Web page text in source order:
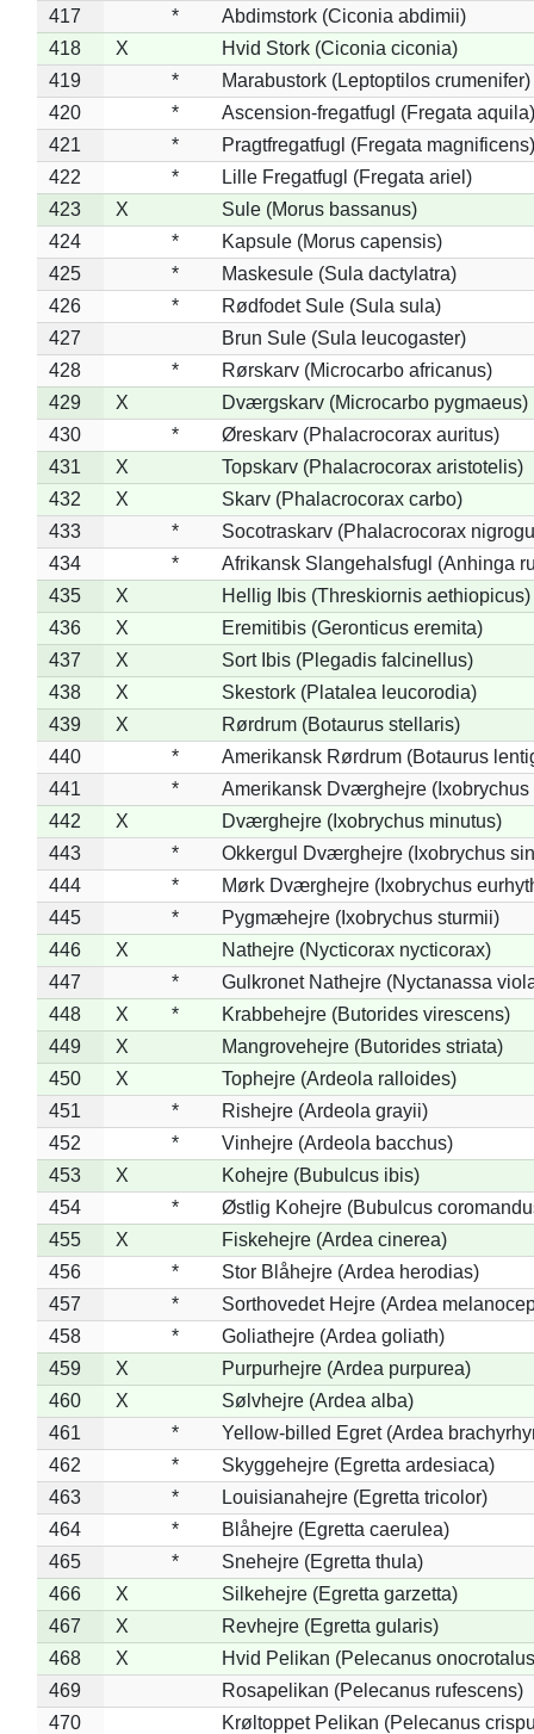
417
*
Abdimstork (Ciconia abdimii)
418
X
Hvid Stork (Ciconia ciconia)
419
*
Marabustork (Leptoptilos crumenifer)
420
*
Ascension-fregatfugl (Fregata aquila)
421
*
Pragtfregatfugl (Fregata magnificens)
422
*
Lille Fregatfugl (Fregata ariel)
423
X
Sule (Morus bassanus)
424
*
Kapsule (Morus capensis)
425
*
Maskesule (Sula dactylatra)
426
*
Rødfodet Sule (Sula sula)
427
Brun Sule (Sula leucogaster)
428
*
Rørskarv (Microcarbo africanus)
429
X
Dværgskarv (Microcarbo pygmaeus)
430
*
Øreskarv (Phalacrocorax auritus)
431
X
Topskarv (Phalacrocorax aristotelis)
432
X
Skarv (Phalacrocorax carbo)
433
*
Socotraskarv (Phalacrocorax
434
*
Afrikansk Slangehalsfugl (Anhinga
435
X
Hellig Ibis (Threskiornis aethiopicus)
436
X
Eremitibis (Geronticus eremita)
437
X
Sort Ibis (Plegadis falcinellus)
438
X
Skestork (Platalea leucorodia)
439
X
Rørdrum (Botaurus stellaris)
440
*
Amerikansk Rørdrum (Botaurus
441
*
Amerikansk Dværghejre (Ixobrychus
442
X
Dværghejre (Ixobrychus minutus)
443
*
Okkergul Dværghejre (Ixobrychus
444
*
Mørk Dværghejre (Ixobrychus
445
*
Pygmæhejre (Ixobrychus sturmii)
446
X
Nathejre (Nycticorax nycticorax)
447
*
Gulkronet Nathejre (Nyctanassa
448
X *
Krabbehejre (Butorides virescens)
449
X
Mangrovehejre (Butorides striata)
450
X
Tophejre (Ardeola ralloides)
451
*
Rishejre (Ardeola grayii)
452
*
Vinhejre (Ardeola bacchus)
453
X
Kohejre (Bubulcus ibis)
454
*
Østlig Kohejre (Bubulcus
455
X
Fiskehejre (Ardea cinerea)
456
*
Stor Blåhejre (Ardea herodias)
457
*
Sorthovedet Hejre (Ardea
458
*
Goliathejre (Ardea goliath)
459
X
Purpurhejre (Ardea purpurea)
460
X
Sølvhejre (Ardea alba)
461
*
Yellow-billed Egret (Ardea
462
*
Skyggehejre (Egretta ardesiaca)
463
*
Louisianahejre (Egretta tricolor)
464
*
Blåhejre (Egretta caerulea)
465
*
Snehejre (Egretta thula)
466
X
Silkehejre (Egretta garzetta)
467
X
Revhejre (Egretta gularis)
468
X
Hvid Pelikan (Pelecanus
469
Rosapelikan (Pelecanus rufescens)
470
Krøltoppet Pelikan (Pelecanus